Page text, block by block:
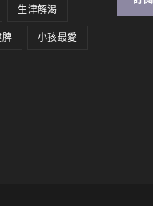
生津解渴
脾 小孩最愛